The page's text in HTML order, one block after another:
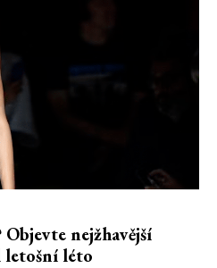
nejžhavější
léto